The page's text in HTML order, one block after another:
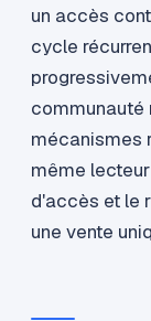
un accès
cycle
communauté
mécanismes
même
d'accès et le
une vente